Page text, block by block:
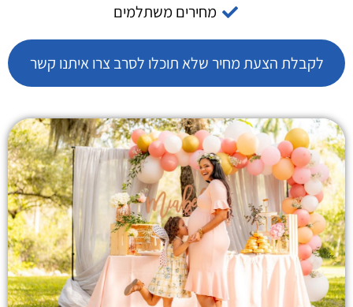
מחירים משתלמים
לקבלת הצעת מחיר שלא תוכלו לסרב צרו איתנו קשר